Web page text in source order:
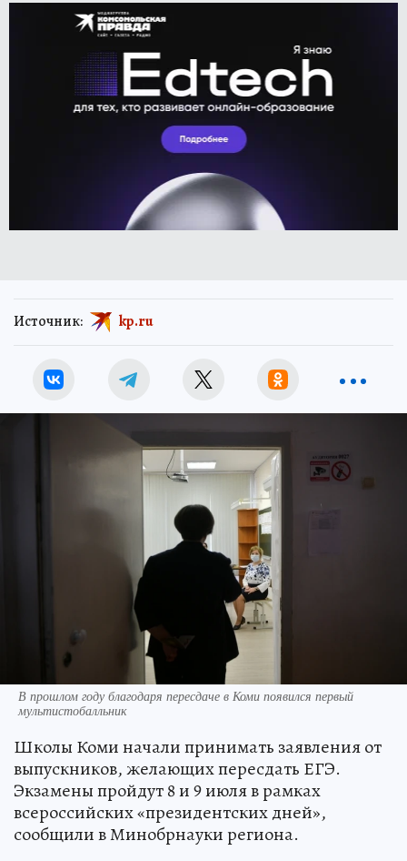
Источник: kp.ru
В прошлом году благодаря пересдаче в Коми появился первый
мультистобалльник
Школы Коми начали принимать заявления от
выпускников, желающих пересдать ЕГЭ.
Экзамены пройдут 8 и 9 июля в рамках
всероссийских «президентских дней»,
сообщили в Минобрнауки региона.